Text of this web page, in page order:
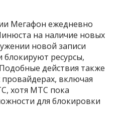
Мегафон ежедневно
на наличие новых
новой записи
блокируют ресурсы,
действия также
провайдерах, включая
хотя МТС пока
для блокировки